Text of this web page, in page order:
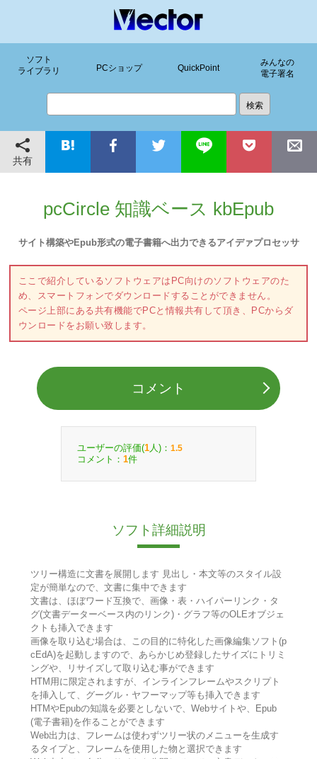
ソフト
ライブラリ
PCショップ QuickPoint
みんなの
電子署名
共有
pcCircle 知識ベース kbEpub
サイト構築やEpub形式の電子書籍へ出力できるアイデァプロセッサ
ここで紹介しているソフトウェアはPC向けのソフトウェアのた
め、スマートフォンでダウンロードすることができません。
ページ上部にある共有機能でPCと情報共有して頂き、PCからダ
ウンロードをお願い致します。
コメント
ユーザーの評価(1 人)： 1.5
コメント： 1件
ソフト詳細説明
ツリー構造に文書を展開します 見出し・本文等のスタイル設
定が簡単なので、文書に集中できます
文書は、ほぼワード互換で、画像・表・ハイパーリンク・タ
グ(文書データーベース内のリンク)・グラフ等のOLEオブジェ
クトも挿入できます
画像を取り込む場合は、この目的に特化した画像編集ソフト(p
cEdA)を起動しますので、あらかじめ登録したサイズにトリミ
ングや、リサイズして取り込む事ができます
HTM用に限定されますが、インラインフレームやスクリプト
を挿入して、グーグル・ヤフーマップ等も挿入できます
HTMやEpubの知識を必要としないで、Webサイトや、Epub
(電子書籍)を作ることができます
Web出力は、フレームは使わずツリー状のメニューを生成す
るタイプと、フレームを使用した物と選択できます